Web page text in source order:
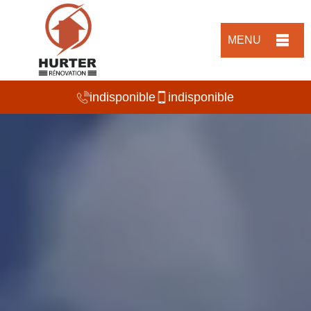
MENU
indisponible indisponible